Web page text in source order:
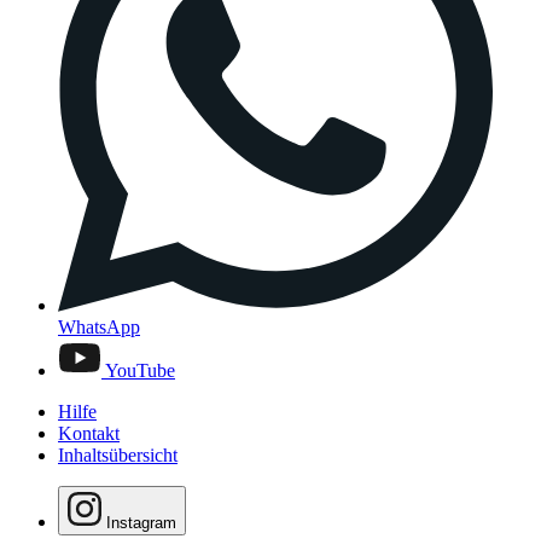
WhatsApp
YouTube
Hilfe
Kontakt
Inhaltsübersicht
Instagram